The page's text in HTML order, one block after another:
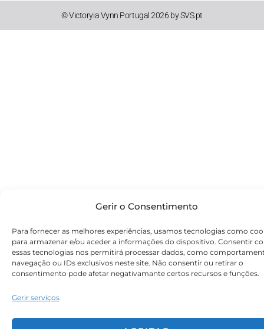
Gerir o Consentimento
Para fornecer as melhores experiências, usamos tecnologias como
para armazenar e/ou aceder a informações do dispositivo. Consentir
essas tecnologias nos permitirá processar dados, como
navegação ou IDs exclusivos neste site. Não consentir ou retirar o
consentimento pode afetar negativamante certos recursos e funções.
Gerir serviços
© Victoryia Vynn Portugal 2026 by SVS.pt